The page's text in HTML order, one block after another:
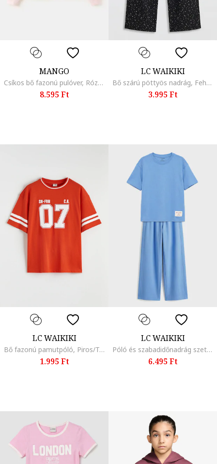
MANGO
Csíkos bő fazonú pulóver, Rózsaszín
8.595 Ft
LC WAIKIKI
Bő szárú pöttyös nadrág, Fehér/Fekete
3.995 Ft
LC WAIKIKI
Bő fazonú pamutpóló, Piros/Törtfehér
1.995 Ft
LC WAIKIKI
Póló és szabadidőnadrág szett, Pasztellkék
6.495 Ft